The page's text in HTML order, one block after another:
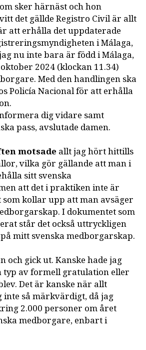
sker härnäst och hon
det gällde Registro Civil är allt
att erhålla det uppdaterade
i Málaga,
nu inte bara är född i Málaga,
2024 (klockan 11.34)
Med den handlingen ska
Policía Nacional för att erhålla
dig vidare samt
pass, avslutade damen.
motsade allt jag hört hittills
vilka gör gällande att man i
sitt svenska
att det i praktiken inte är
kollar upp att man avsäger
I dokumentet som
står det också uttryckligen
mitt svenska medborgarskap.
och gick ut. Kanske hade jag
typ av formell gratulation eller
Det är kanske när allt
så märkvärdigt, då jag
2.000 personer om året
medborgare, enbart i